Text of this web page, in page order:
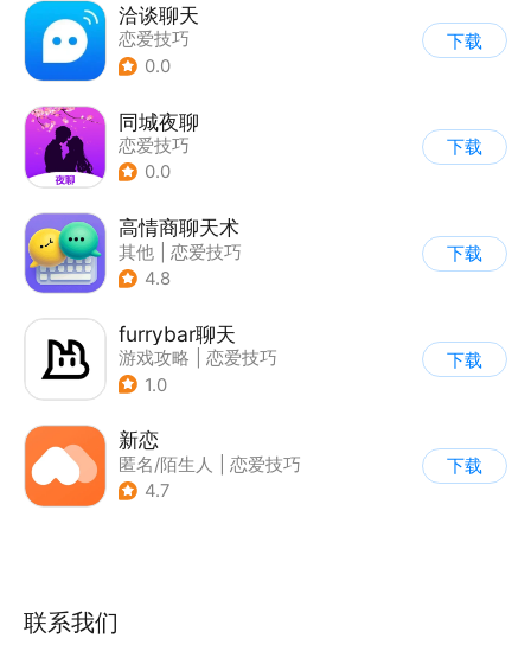
洽谈聊天
恋爱技巧
0.0
下载
同城夜聊
恋爱技巧
0.0
下载
高情商聊天术
其他
恋爱技巧
4.8
下载
furrybar聊天
游戏攻略
恋爱技巧
1.0
下载
新恋
匿名/陌生人
恋爱技巧
4.7
下载
联系我们